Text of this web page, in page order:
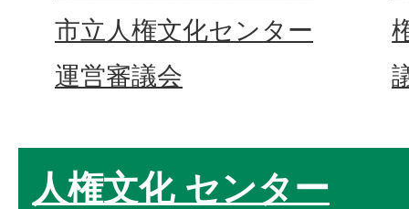
市立人権文化センター
運営審議会
人権文化 センター